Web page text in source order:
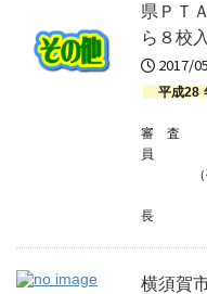
県ＰＴ
ら８校
2017/
平成28
審 査
（敬
神奈川
長
横須賀